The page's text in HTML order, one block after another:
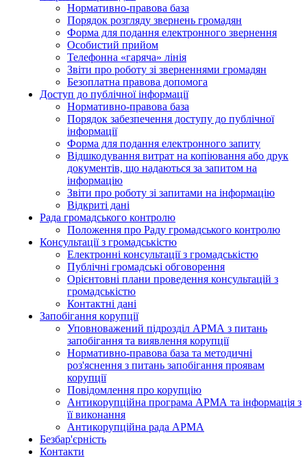
Нормативно-правова база
Порядок розгляду звернень громадян
Форма для подання електронного звернення
Особистий прийом
Телефонна «гаряча» лінія
Звіти про роботу зі зверненнями громадян
Безоплатна правова допомога
Доступ до публічної інформації
Нормативно-правова база
Порядок забезпечення доступу до публічної
інформації
Форма для подання електронного запиту
Відшкодування витрат на копіювання або друк
документів, що надаються за запитом на
інформацію
Звіти про роботу зі запитами на інформацію
Відкриті дані
Рада громадського контролю
Положення про Раду громадського контролю
Консультації з громадськістю
Електронні консультації з громадськістю
Публічні громадські обговорення
Орієнтовні плани проведення консультацій з
громадськістю
Контактні дані
Запобігання корупції
Уповноважений підрозділ АРМА з питань
запобігання та виявлення корупції
Нормативно-правова база та методичні
роз'яснення з питань запобігання проявам
корупції
Повідомлення про корупцію
Антикорупційна програма АРМА та інформація з
її виконання
Антикорупційна рада АРМА
Безбар'єрність
Контакти